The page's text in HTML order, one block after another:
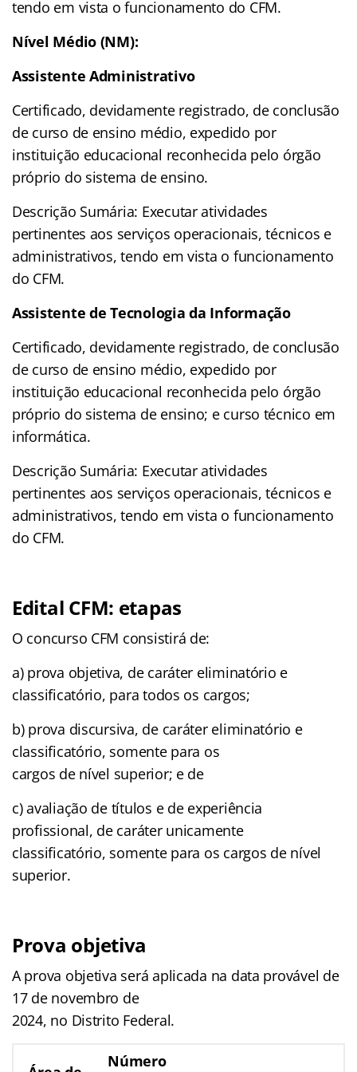
tendo em vista o funcionamento do CFM.
Nível Médio (NM):
Assistente Administrativo
Certificado, devidamente registrado, de conclusão
de curso de ensino médio, expedido por
instituição educacional reconhecida pelo órgão
próprio do sistema de ensino.
Descrição Sumária: Executar atividades
pertinentes aos serviços operacionais, técnicos e
administrativos, tendo em vista o funcionamento
do CFM.
Assistente de Tecnologia da Informação
Certificado, devidamente registrado, de conclusão
de curso de ensino médio, expedido por
instituição educacional reconhecida pelo órgão
próprio do sistema de ensino; e curso técnico em
informática.
Descrição Sumária: Executar atividades
pertinentes aos serviços operacionais, técnicos e
administrativos, tendo em vista o funcionamento
do CFM.
Edital CFM: etapas
O concurso CFM consistirá de:
a) prova objetiva, de caráter eliminatório e
classificatório, para todos os cargos;
b) prova discursiva, de caráter eliminatório e
classificatório, somente para os
cargos de nível superior; e de
c) avaliação de títulos e de experiência
profissional, de caráter unicamente
classificatório, somente para os cargos de nível
superior.
Prova objetiva
A prova objetiva será aplicada na data provável de
17 de novembro de
2024, no Distrito Federal.
Número